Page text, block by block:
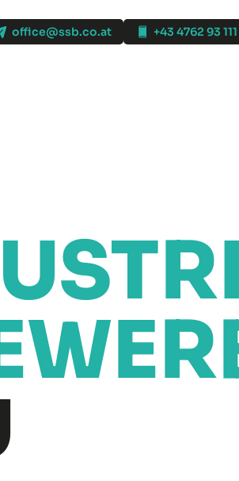
office@ssb.co.at +43 4762 93 111